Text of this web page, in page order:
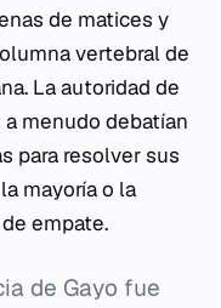
de matices y
vertebral de
La autoridad de
menudo debatían
para resolver sus
mayoría o la
empate.
de Gayo fue